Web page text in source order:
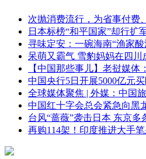
次抛消费流行，为省事付费
日本标榜“和平国家”却行扩
寻味定安：一碗海南“渔家酸
呆萌又霸气 雪豹妈妈在四川
【中国那些事儿】老挝媒体
中国央行5日开展5000亿元
全球媒体聚焦 | 外媒：中国
中国红十字会总会紧急向黑
台风“蔷薇”袭击日本 东京多
再购114架！印度推进大手